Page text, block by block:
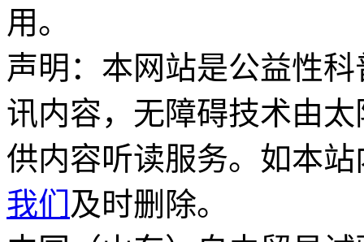
用。
声明：本网站是公益性
讯内容，无障碍技术由
供内容听读服务。如本
我们 及时删除。